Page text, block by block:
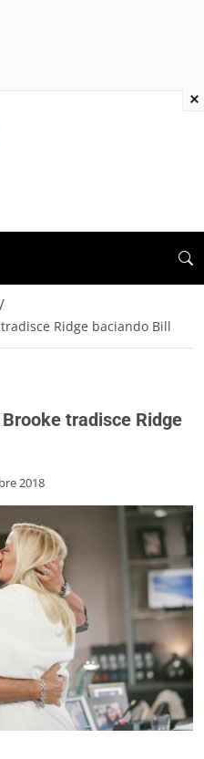
/
Ridge baciando Bill
tradisce Ridge
2018
×